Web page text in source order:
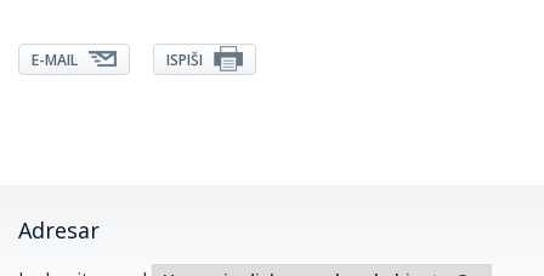
E-MAIL ISPIŠI
Adresar